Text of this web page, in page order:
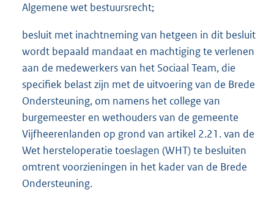
Algemene wet bestuursrecht;
besluit met inachtneming van hetgeen in dit besluit
wordt bepaald mandaat en machtiging te verlenen
aan de medewerkers van het Sociaal Team, die
specifiek belast zijn met de uitvoering van de Brede
Ondersteuning, om namens het college van
burgemeester en wethouders van de gemeente
Vijfheerenlanden op grond van artikel 2.21. van de
Wet hersteloperatie toeslagen (WHT) te besluiten
omtrent voorzieningen in het kader van de Brede
Ondersteuning.